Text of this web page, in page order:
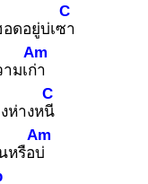
ดอยู่บ่เซา
C
มเก่า
Am
ห่างหนี
C
หรือบ่
Am